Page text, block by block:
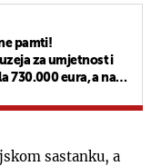
pamti!
za umjetnost i
730.000 eura, a na
sastanku, a